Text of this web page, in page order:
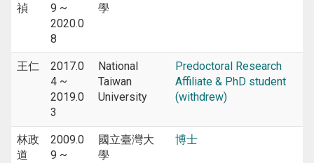
禎
9 ~
2020.0
8
學
王仁
2017.0
4 ~
2019.0
3
National
Taiwan
University
Predoctoral Research
Affiliate & PhD student
(withdrew)
林政
道
2009.0
9 ~
國立臺灣大
學
博士